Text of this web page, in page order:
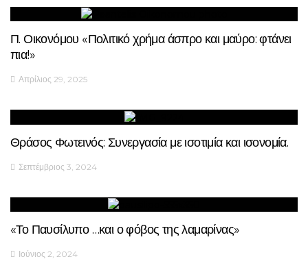
Π. Οικονόμου «Πολιτικό χρήμα άσπρο και μαύρο: φτάνει
πια!»
Απρίλιος 29, 2025
Θράσος Φωτεινός: Συνεργασία με ισοτιμία και ισονομία.
Σεπτέμβριος 3, 2024
«Το Παυσίλυπο …και ο φόβος της λαμαρίνας»
Ιούνιος 2, 2024